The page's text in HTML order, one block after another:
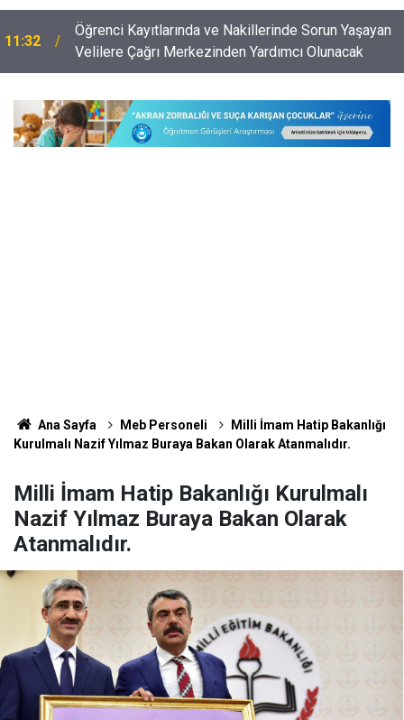
11:32
Öğrenci Kayıtlarında ve Nakillerinde Sorun Yaşayan
Velilere Çağrı Merkezinden Yardımcı Olunacak
Ana Sayfa Meb Personeli
Milli İmam Hatip Bakanlığı
Kurulmalı Nazif Yılmaz Buraya Bakan Olarak Atanmalıdır.
Milli İmam Hatip Bakanlığı Kurulmalı
Nazif Yılmaz Buraya Bakan Olarak
Atanmalıdır.